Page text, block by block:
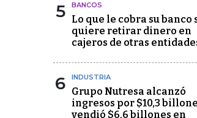
5 BANCOS
Lo que le cobra su banco
quiere retirar dinero en
cajeros de otras
6 INDUSTRIA
Grupo Nutresa alcanzó
ingresos por $10,3
vendió $6,6 billones en